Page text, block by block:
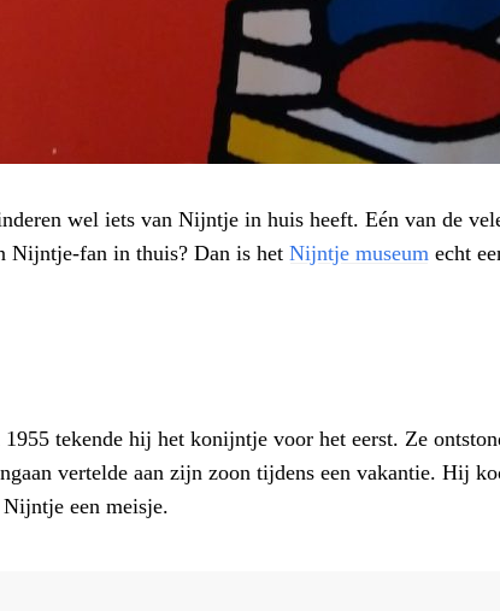
wel iets van Nijntje in huis heeft. Eén van de
Nijntje-fan in thuis? Dan is hetNijntje museum echt
tekende hij het konijntje voor het eerst. Ze
vertelde aan zijn zoon tijdens een vakantie. Hij
een meisje.